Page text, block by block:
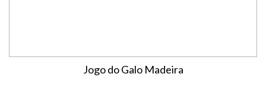
Jogo do Galo Madeira